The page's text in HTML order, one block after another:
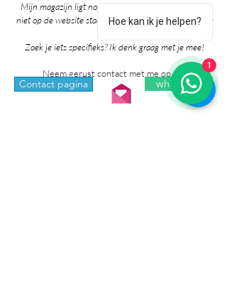
Mijn magazijn ligt nog vol mooie producten die nog
niet op de website staan. Grote kans dat ik het al voor
Zoek je iets specifieks? Ik denk graag met je mee!
Neem gerust contact met me op via:
Contact pagina whatsapp
Hoe kan ik je helpen?
1